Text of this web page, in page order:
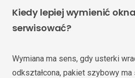
Kiedy lepiej wymienić
serwisować?
Wymiana ma sens, gdy usterki
odkształcona, pakiet szybowy ma